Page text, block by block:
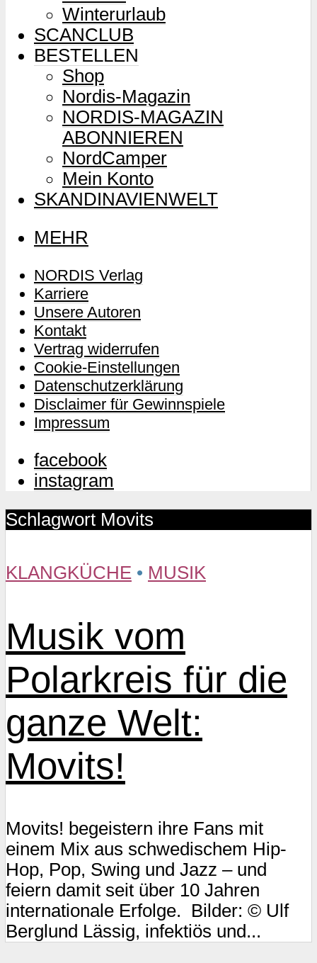
Winterurlaub
SCANCLUB
BESTELLEN
Shop
Nordis-Magazin
NORDIS-MAGAZIN
ABONNIEREN
NordCamper
Mein Konto
SKANDINAVIENWELT
MEHR
NORDIS Verlag
Karriere
Unsere Autoren
Kontakt
Vertrag widerrufen
Cookie-Einstellungen
Datenschutzerklärung
Disclaimer für Gewinnspiele
Impressum
facebook
instagram
Schlagwort Movits
KLANGKÜCHE • MUSIK
Musik vom
Polarkreis für die
ganze Welt:
Movits!
Movits! begeistern ihre Fans mit
einem Mix aus schwedischem Hip-
Hop, Pop, Swing und Jazz – und
feiern damit seit über 10 Jahren
internationale Erfolge. Bilder: © Ulf
Berglund Lässig, infektiös und...